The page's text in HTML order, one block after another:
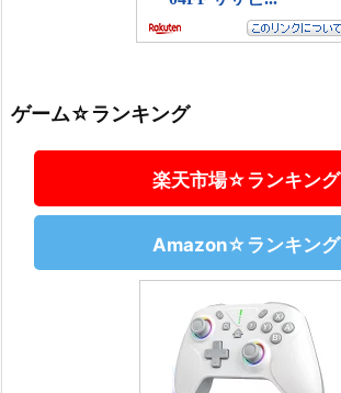
ゲーム☆ランキング
楽天市場☆ランキング
Amazon☆ランキング